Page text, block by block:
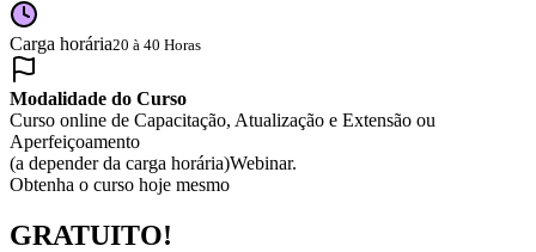
Carga horária20 à 40 Horas
Modalidade do Curso
Curso online de Capacitação, Atualização e Extensão ou
Aperfeiçoamento
(a depender da carga horária)Webinar.
Obtenha o curso hoje mesmo
GRATUITO!